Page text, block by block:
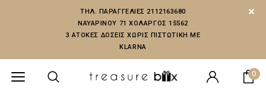
ΤΗΛ. ΠΑΡΑΓΓΕΛΙΕΣ 2112163680
ΝΑΥΑΡΙΝΟΥ 71 ΧΟΛΑΡΓΟΣ 15562
3 ΑΤΟΚΕΣ ΔΟΣΕΙΣ ΧΩΡΙΣ ΠΙΣΤΩΤΙΚΗ ΜΕ
KLARNA
0